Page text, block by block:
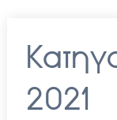
2021